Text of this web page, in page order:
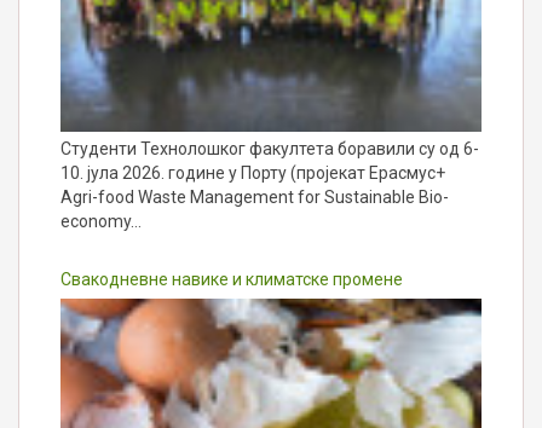
Студенти Технолошког факултета боравили су од 6-
10. јула 2026. године у Порту (пројекат Ерасмус+
Agri-food Waste Management for Sustainable Bio-
economy…
Свакодневне навике и климатске промене